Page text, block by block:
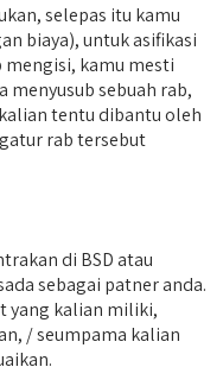
selepas itu kamu
biaya), untuk asifikasi
kamu mesti
menyusub sebuah rab,
tentu dibantu oleh
rab tersebut
di BSD atau
sebagai patner anda.
yang kalian miliki,
/ seumpama kalian